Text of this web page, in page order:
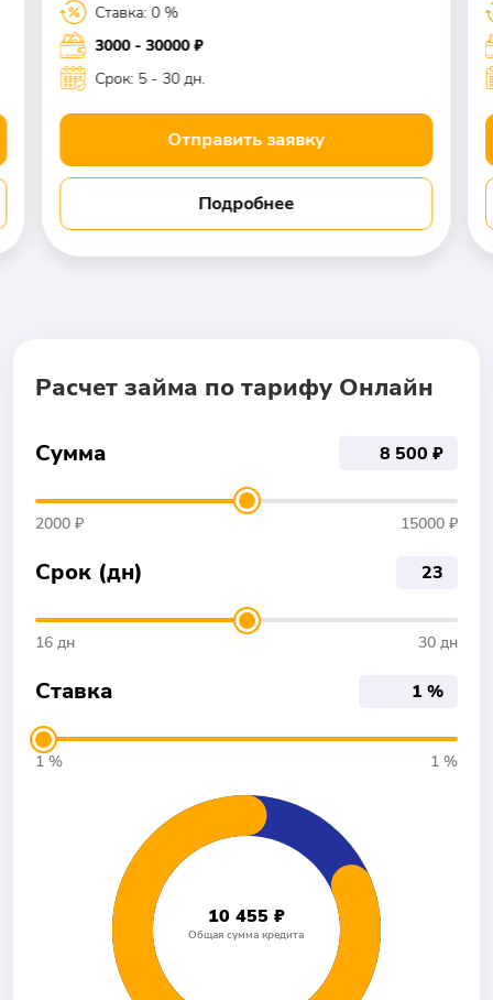
Ставка: 0 %
3000 - 30000 ₽
Срок: 5 - 30 дн.
Отправить заявку
Подробнее
Расчет займа по тарифу Онлайн
Сумма
2000 ₽ 15000 ₽
Срок (дн)
16 дн 30 дн
Ставка
1 % 1 %
10 455 ₽
Общая сумма кредита